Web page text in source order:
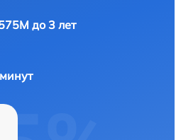
до 3 лет